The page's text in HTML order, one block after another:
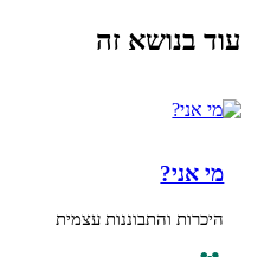
זה
והתבוננות עצמית